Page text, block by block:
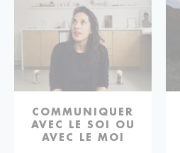
COMMUNIQUER
AVEC LE SOI OU
AVEC LE MOI